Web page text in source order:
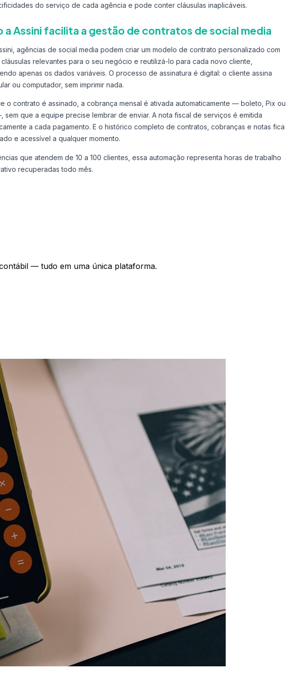
do serviço de cada agência e pode conter cláusulas inaplicáveis.
a Assini facilita a gestão de contratos de social media
agências de social media podem criar um modelo de contrato personalizado com
relevantes para o seu negócio e reutilizá-lo para cada novo cliente,
apenas os dados variáveis. O processo de assinatura é digital: o cliente assina
ou computador, sem imprimir nada.
o contrato é assinado, a cobrança mensal é ativada automaticamente — boleto, Pix ou
sem que a equipe precise lembrar de enviar. A nota fiscal de serviços é emitida
a cada pagamento. E o histórico completo de contratos, cobranças e notas fica
e acessível a qualquer momento.
que atendem de 10 a 100 clientes, essa automação representa horas de trabalho
recuperadas todo mês.
— tudo em uma única plataforma.